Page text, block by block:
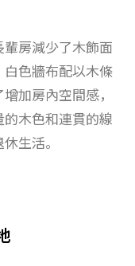
房減少了木飾面
色牆布配以木條
加房內空間感，
木色和連貫的線
生活。